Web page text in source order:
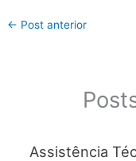
c
k
itt
p
p
← Post anterior
Assistência